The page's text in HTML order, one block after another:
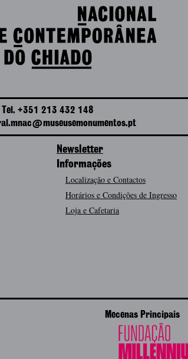
Tel. +351 213 432 148
Newsletter
Informações
Localização e Contactos
Horários e Condições de Ingresso
Loja e Cafetaria
Mecenas Principais